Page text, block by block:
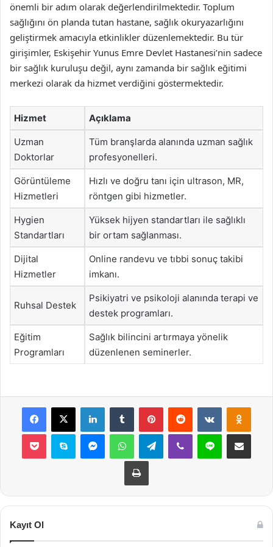
önemli bir adım olarak değerlendirilmektedir. Toplum
sağlığını ön planda tutan hastane, sağlık okuryazarlığını
geliştirmek amacıyla etkinlikler düzenlemektedir. Bu tür
girişimler, Eskişehir Yunus Emre Devlet Hastanesi’nin sadece
bir sağlık kuruluşu değil, aynı zamanda bir sağlık eğitimi
merkezi olarak da hizmet verdiğini göstermektedir.
Hizmet Açıklama
Uzman
Doktorlar
Tüm branşlarda alanında uzman sağlık
profesyonelleri.
Görüntüleme
Hizmetleri
Hızlı ve doğru tanı için ultrason, MR,
röntgen gibi hizmetler.
Hygien
Standartları
Yüksek hijyen standartları ile sağlıklı
bir ortam sağlanması.
Dijital
Hizmetler
Online randevu ve tıbbi sonuç takibi
imkanı.
Ruhsal Destek
Psikiyatri ve psikoloji alanında terapi ve
destek programları.
Eğitim
Programları
Sağlık bilincini artırmaya yönelik
düzenlenen seminerler.
Facebook
X LinkedInTumblr PinterestReddit VKontakte
Pocket Skype MessengerWhatsAppTelegramViber Line E-Posta ile
Yazdır
Kayıt Ol